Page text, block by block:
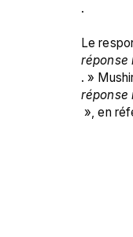
.
Le
réponse
. »
réponse
», en